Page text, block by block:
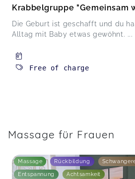
Krabbelgruppe "Gemeinsam
Die Geburt ist geschafft und du
Alltag mit Baby etwas gewöhnt. ...
Free of charge
Massage für Frauen
Massage Rückbildung
Entspannung Achtsamkeit